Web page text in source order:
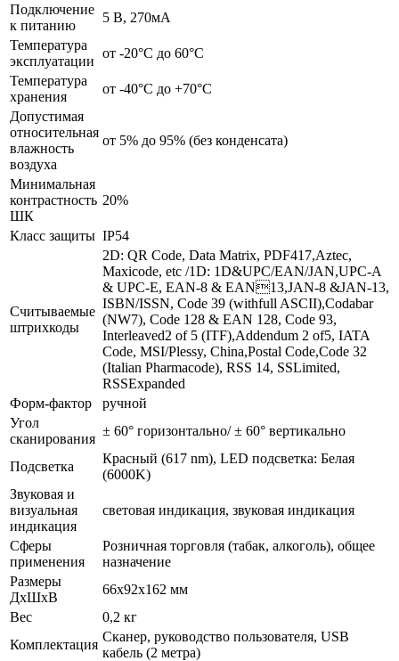
Подключение
к питанию
5 В, 270мА
Температура
эксплуатации
от -20°C до 60°C
Температура
хранения
от -40°C до +70°C
Допустимая
относительная
влажность
воздуха
от 5% до 95% (без конденсата)
Минимальная
контрастность
ШК
20%
Класс защиты IP54
Считываемые
штрихкоды
2D: QR Code, Data Matrix, PDF417,Aztec,
Maxicode, etc /1D: 1D&UPC/EAN/JAN,UPC-A
& UPC-E, EAN-8 & EAN13,JAN-8 &JAN-13,
ISBN/ISSN, Code 39 (withfull ASCII),Codabar
(NW7), Code 128 & EAN 128, Code 93,
Interleaved2 of 5 (ITF),Addendum 2 of5, IATA
Code, MSI/Plessy, China,Postal Code,Code 32
(Italian Pharmacode), RSS 14, SSLimited,
RSSExpanded
Форм-фактор
ручной
Угол
сканирования
± 60° горизонтально/ ± 60° вертикально
Подсветка
Красный (617 nm), LED подсветка: Белая
(6000K)
Звуковая и
визуальная
индикация
световая индикация, звуковая индикация
Сферы
применения
Розничная торговля (табак, алкоголь), общее
назначение
Размеры
ДхШхВ
66x92x162 мм
Вес
0,2 кг
Комплектация
Сканер, руководство пользователя, USB
кабель (2 метра)